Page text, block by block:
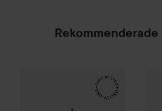
Make Up Store